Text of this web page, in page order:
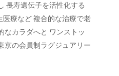
長寿遺伝子を活性化する
療など 複合的な治療で老
なカラダへと ワンストッ
京の会員制ラグジュアリー